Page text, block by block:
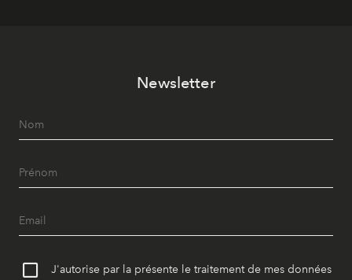
Newsletter
J'autorise par la présente le traitement de mes données